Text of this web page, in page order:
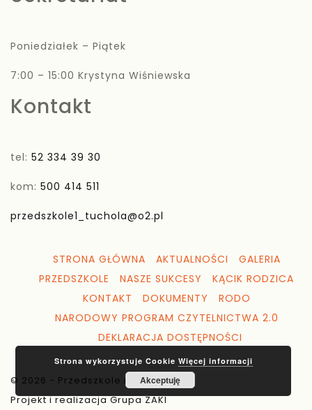
Poniedziałek – Piątek
7:00 – 15:00 Krystyna Wiśniewska
Kontakt
tel: 52 334 39 30
kom: 500 414 511
przedszkole1_tuchola@o2.pl
STRONA GŁÓWNA AKTUALNOŚCI
GALERIA
PRZEDSZKOLE
NASZE SUKCESY
KĄCIK RODZICA
KONTAKT
DOKUMENTY
RODO
NARODOWY PROGRAM CZYTELNICTWA 2.0
DEKLARACJA DOSTĘPNOŚCI
© 2026 - Przedszkole nr 1 Tuchola
Projekt i realizacja Grupa ZAKI
Strona wykorzystuje Cookie Więcej informacji
Akceptuję